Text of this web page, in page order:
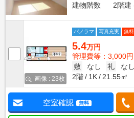
建物階数
2階建
画像 : 23枚
パノラマ 写真充実 無
5.4万円
管理費等：3,000円
敷
なし 礼
なし
2階
1K 21.55㎡
空室確認 無料